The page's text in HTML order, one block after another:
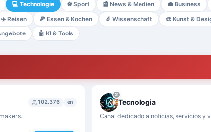
💻 Technologie ⚽ Sport 📰 News & Medien 💼 Business
✈️ Reisen 🍕 Essen & Kochen 🔬 Wissenschaft 🎨 Kunst &
🤖 KI & Tools
102.376 en
2
Tecnologia
Canal dedicado a noticias, servicios y